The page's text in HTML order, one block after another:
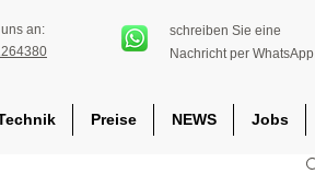
an:
schreiben Sie eine
Nachricht per WhatsApp
Preise NEWS Jobs